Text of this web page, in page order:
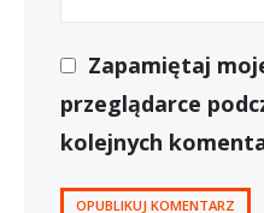
Zapamiętaj
przeglądarce
kolejnych